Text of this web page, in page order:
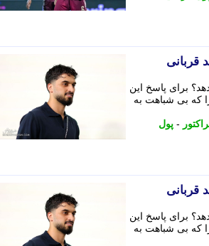
قربانی
برای پاسخ این
که بی شباهت به
- پول
قربانی
برای پاسخ این
که بی شباهت به